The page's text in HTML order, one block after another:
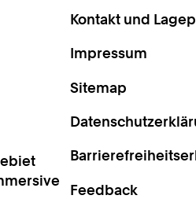
Kontakt und
Impressum
Sitemap
Feedback